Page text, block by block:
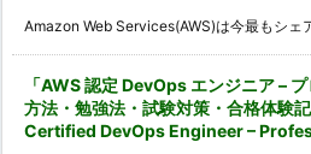
Amazon Web Services(AWS)は今最もシェ
「AWS 認定 DevOps エンジニア –
方法・勉強法・試験対策・合格体験
Certified DevOps Engineer –